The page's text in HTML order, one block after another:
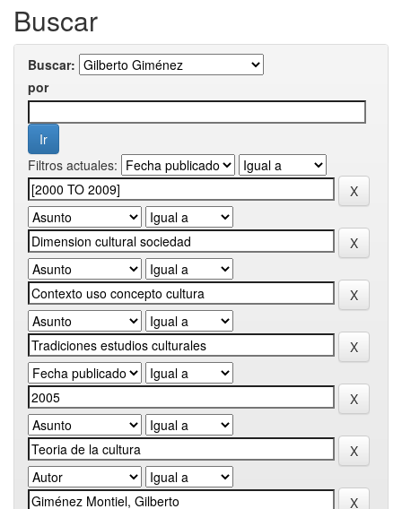
Buscar
Buscar:
por
Filtros actuales: